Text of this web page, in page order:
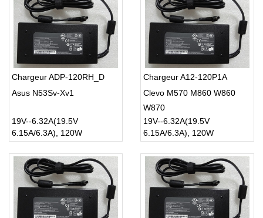
Chargeur ADP-120RH_D
Asus N53Sv-Xv1
19V--6.32A(19.5V
6.15A/6.3A), 120W
Chargeur A12-120P1A
Clevo M570 M860 W860
W870
19V--6.32A(19.5V
6.15A/6.3A), 120W